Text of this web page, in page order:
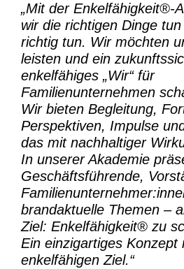
„Mit der Enkelfähigkeit®-
wir die richtigen Dinge
richtig tun. Wir möchten
leisten und ein
enkelfähiges „Wir“ für
Familienunternehmen
Wir bieten Begleitung,
Perspektiven, Impulse
das mit nachhaltiger
In unserer Akademie
Geschäftsführende,
brandaktuelle Themen –
Ziel: Enkelfähigkeit® zu
Ein einzigartiges Konzept
enkelfähigen Ziel.“